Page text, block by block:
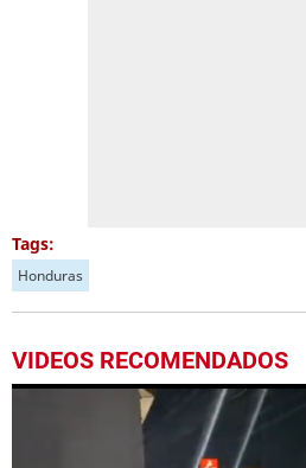
Tags:
Honduras
VIDEOS RECOMENDADOS